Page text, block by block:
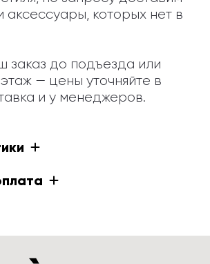
аксессуары, которых нет в
заказ до подъезда или
— цены уточняйте в
и у менеджеров.